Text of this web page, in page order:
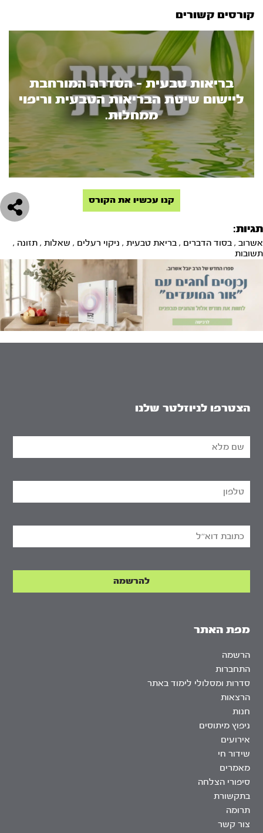
קורסים קשורים
בריאות טבעית - הסדרה המורחבת
ליישום שיטת הבריאות הטבעית וריפוי
ממחלות.
קנו עכשיו את הקורס
תגיות:
אשרוב , בסוד הדברים , בריאת טבעית , ניקוי רעלים , שאלות , תזונה ,
תשובות
מפת האתר
הרשמה
התחברות
סדרות ומסלולי לימוד באתר
הרצאות
חנות
ניפוץ מיתוסים
אירועים
שידור חי
מאמרים
סיפורי הצלחה
בתקשורת
תרומה
צור קשר
הצטרפו לניוזלטר שלנו